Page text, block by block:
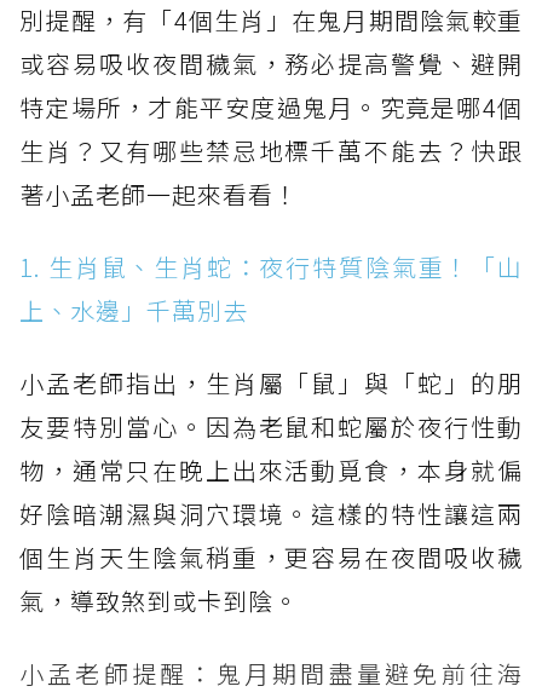
別提醒，有「4個生肖」在鬼月期間陰氣較重
或容易吸收夜間穢氣，務必提高警覺、避開
特定場所，才能平安度過鬼月。究竟是哪4個
生肖？又有哪些禁忌地標千萬不能去？快跟
著小孟老師一起來看看！
1. 生肖鼠、生肖蛇：夜行特質陰氣重！「山
上、水邊」千萬別去
小孟老師指出，生肖屬「鼠」與「蛇」的朋
友要特別當心。因為老鼠和蛇屬於夜行性動
物，通常只在晚上出來活動覓食，本身就偏
好陰暗潮濕與洞穴環境。這樣的特性讓這兩
個生肖天生陰氣稍重，更容易在夜間吸收穢
氣，導致煞到或卡到陰。
小孟老師提醒：鬼月期間盡量避免前往海